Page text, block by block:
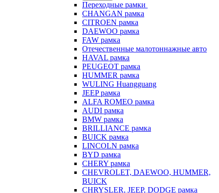
Переходные рамки
CHANGAN рамка
CITROEN рамка
DAEWOO рамка
FAW рамка
Отечественные малотоннажные авто
HAVAL рамка
PEUGEOT рамка
HUMMER рамка
WULING Huangguang
JEEP рамка
ALFA ROMEO рамка
AUDI рамка
BMW рамка
BRILLIANCE рамка
BUICK рамка
LINCOLN рамка
BYD рамка
CHERY рамка
CHEVROLET, DAEWOO, HUMMER,
BUICK
CHRYSLER, JEEP, DODGE рамка